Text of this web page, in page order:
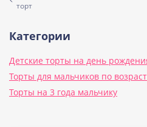
торт
Категории
Детские торты на день
Торты для мальчиков по
Торты на 3 года мальчику